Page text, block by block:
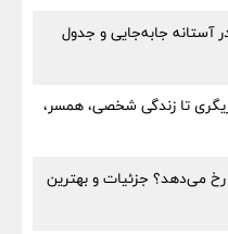
آستانه جابه‌جایی و جدول
تا زندگی شخصی، همسر،
۱۴۰۵ چه زمانی رخ می‌دهد؟ جزئیات و بهترین